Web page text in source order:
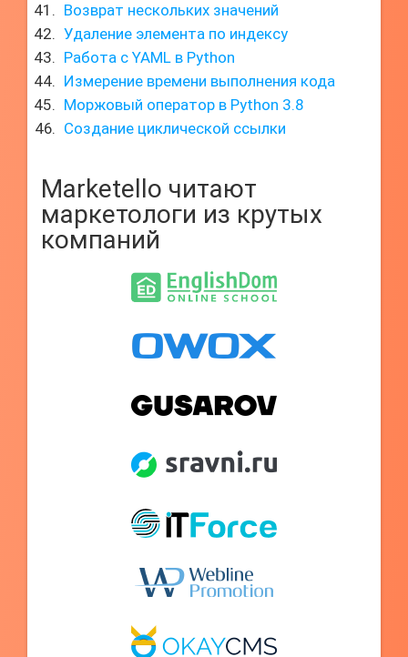
Возврат нескольких значений
Удаление элемента по индексу
Работа с YAML в Python
Измерение времени выполнения кода
Моржовый оператор в Python 3.8
Создание циклической ссылки
Marketello читают
маркетологи из крутых
компаний